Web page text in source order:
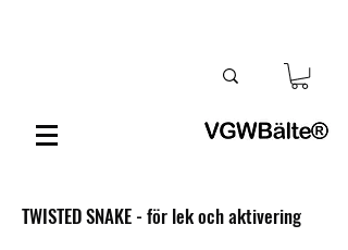
TWISTED SNAKE - för lek och aktivering